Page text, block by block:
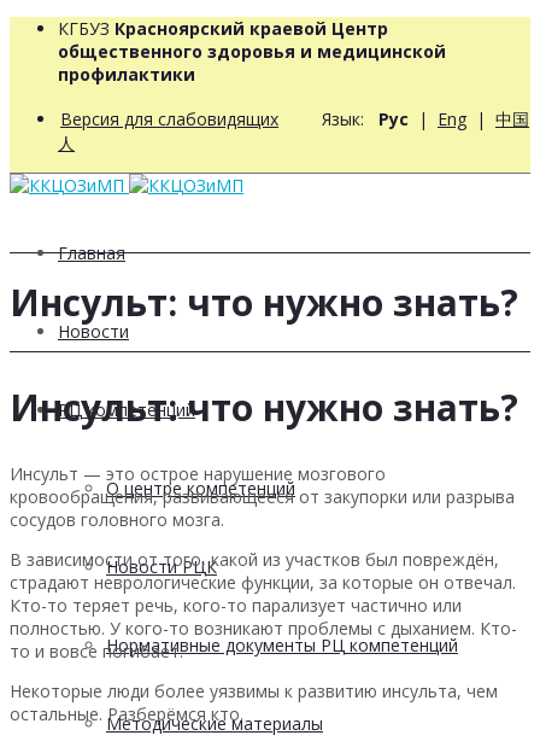
КГБУЗ Красноярский краевой Центр
общественного здоровья и медицинской
профилактики
Версия для слабовидящих Язык: Рус | Eng | 中国
人
Главная
Новости
РЦ компетенций
О центре компетенций
Новости РЦК
Нормативные документы РЦ компетенций
Методические материалы
Инсульт: что нужно знать?
Инсульт: что нужно знать?
Инсульт — это острое нарушение мозгового
кровообращения, развивающееся от закупорки или разрыва
сосудов головного мозга.
В зависимости от того, какой из участков был повреждён,
страдают неврологические функции, за которые он отвечал.
Кто-то теряет речь, кого-то парализует частично или
полностью. У кого-то возникают проблемы с дыханием. Кто-
то и вовсе погибает.
Некоторые люди более уязвимы к развитию инсульта, чем
остальные. Разберёмся кто.